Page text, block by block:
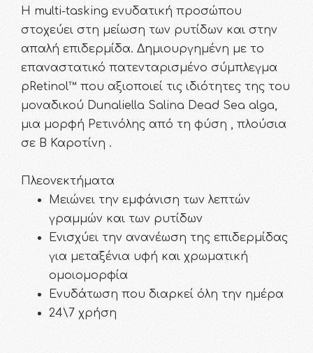
Η multi-tasking ενυδατική προσώπου
στοχεύει στη μείωση των ρυτίδων και στην
απαλή επιδερμίδα. Δημιουργημένη με το
επαναστατικό πατενταρισμένο σύμπλεγμα
ρRetinol™ που αξιοποιεί τις ιδιότητες της του
μοναδικού Dunaliella Salina Dead Sea alga,
μια μορφή Ρετινόλης από τη φύση , πλούσια
σε Β Καροτίνη .
Πλεονεκτήματα
Μειώνει την εμφάνιση των λεπτών
γραμμών και των ρυτίδων
Ενισχύει την ανανέωση της επιδερμίδας
για μεταξένια υφή και χρωματική
ομοιομορφία
Ενυδάτωση που διαρκεί όλη την ημέρα
24\7 χρήση